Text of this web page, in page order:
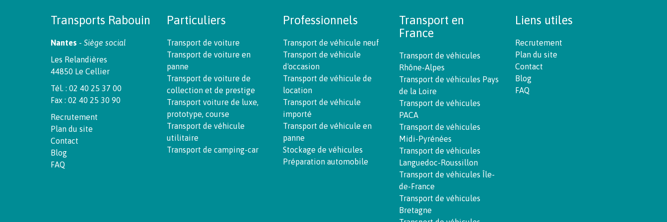
Transports Rabouin
Nantes - Siège social
Les Relandières
44850 Le Cellier
Tél. : 02 40 25 37 00
Fax : 02 40 25 30 90
Recrutement
Plan du site
Contact
Blog
FAQ
Particuliers
Transport de voiture
Transport de voiture en
panne
Transport de voiture de
collection et de prestige
Transport voiture de luxe,
prototype, course
Transport de véhicule
utilitaire
Transport de camping-car
Professionnels
Transport de véhicule neuf
Transport de véhicule
d'occasion
Transport de véhicule de
location
Transport de véhicule
importé
Transport de véhicule en
panne
Stockage de véhicules
Préparation automobile
Transport en
France
Transport de véhicules
Rhône-Alpes
Transport de véhicules Pays
de la Loire
Transport de véhicules
PACA
Transport de véhicules
Midi-Pyrénées
Transport de véhicules
Languedoc-Roussillon
Transport de véhicules Île-
de-France
Transport de véhicules
Bretagne
Liens utiles
Recrutement
Plan du site
Contact
Blog
FAQ